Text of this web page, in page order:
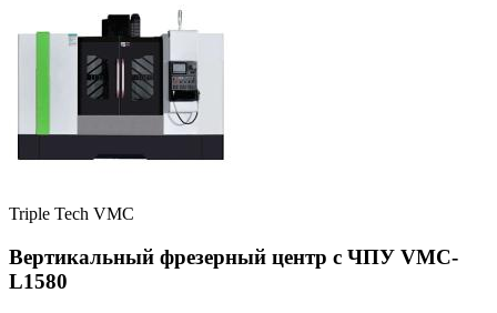
Triple Tech VMC
Вертикальный фрезерный центр с ЧПУ VMC-
L1580